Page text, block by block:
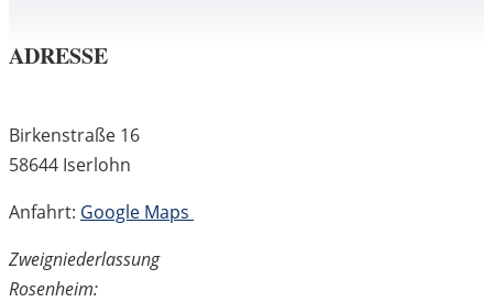
ADRESSE
Birkenstraße 16
58644 Iserlohn
Anfahrt: Google Maps
Zweigniederlassung
Rosenheim: